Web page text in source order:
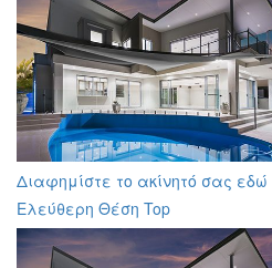
Διαφημίστε το ακίνητό σας εδώ
Ελεύθερη Θέση Top